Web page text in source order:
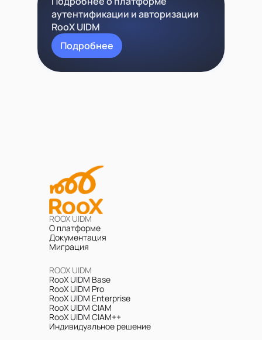
аутентификации и авторизации
RooX UIDM
Подробнее
ROOX UIDM
О платформе
Документация
Миграция
ROOX UIDM
RooX UIDM Base
RooX UIDM Pro
RooX UIDM Enterprise
RooX UIDM CIAM
RooX UIDM CIAM++
Индивидуальное решение